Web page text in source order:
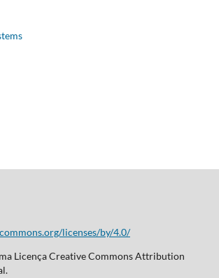
licenses/by/4.0/
Licença Creative Commons Attribution